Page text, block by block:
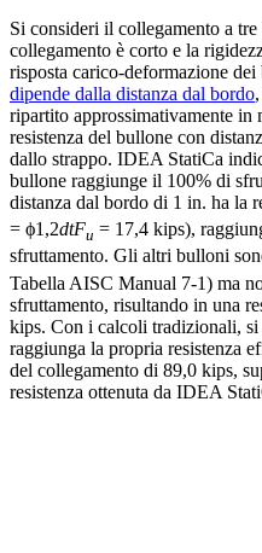
Si consideri il collegamento a
collegamento è corto e la
risposta carico-deformazione
dipende dalla distanza dal bordo
ripartito approssimativamente
resistenza del bullone con
dallo strappo. IDEA StatiCa
bullone raggiunge il 100% di
distanza dal bordo di 1 in. ha la
= ϕ1,2dtFu = 17,4 kips),
sfruttamento. Gli altri bulloni
Tabella AISC Manual 7-1) ma
sfruttamento, risultando in una
kips. Con i calcoli tradizionali, si
raggiunga la propria resistenza
del collegamento di 89,0 kips,
resistenza ottenuta da IDEA